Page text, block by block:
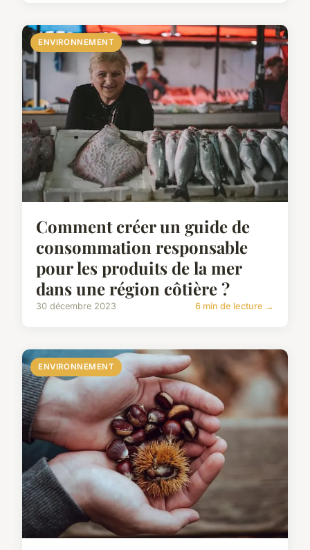
ENVIRONNEMENT
Comment créer un guide de
consommation responsable
pour les produits de la mer
dans une région côtière ?
30 décembre 2023 6 min de lecture →
ENVIRONNEMENT